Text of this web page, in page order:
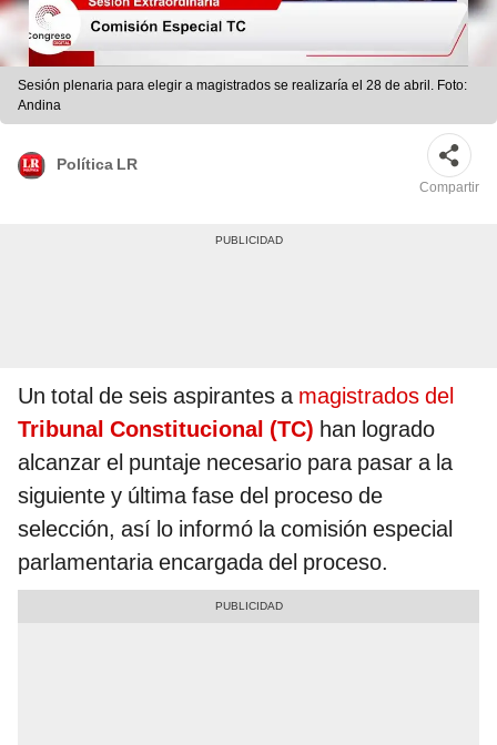
Sesión plenaria para elegir a magistrados se realizaría el 28 de abril. Foto:
Andina
Política LR
Compartir
Un total de seis aspirantes a magistrados del
Tribunal Constitucional (TC) han logrado
alcanzar el puntaje necesario para pasar a la
siguiente y última fase del proceso de
selección, así lo informó la comisión especial
parlamentaria encargada del proceso.